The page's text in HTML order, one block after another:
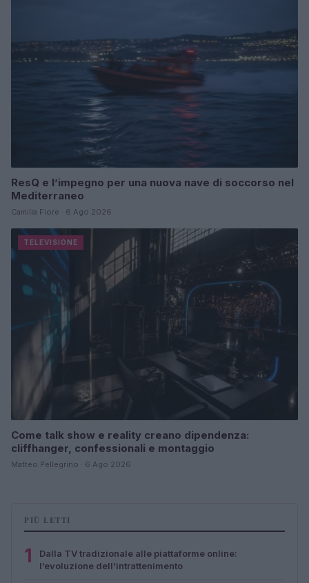
ResQ e l’impegno per una nuova nave di soccorso nel
Mediterraneo
Camilla Fiore · 6 Ago 2026
TELEVISIONE
Come talk show e reality creano dipendenza:
cliffhanger, confessionali e montaggio
Matteo Pellegrino · 6 Ago 2026
PIÙ LETTI
1
Dalla TV tradizionale alle piattaforme online:
l’evoluzione dell’intrattenimento